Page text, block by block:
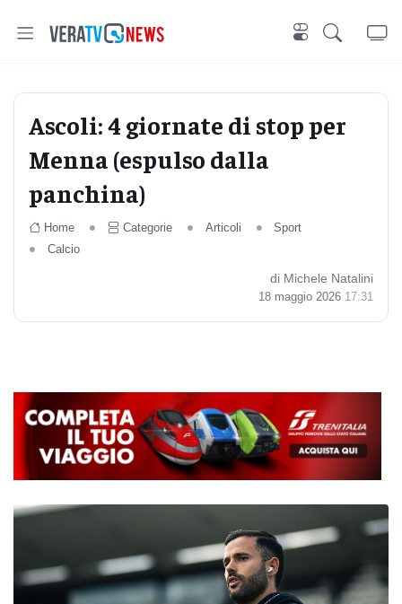
Ascoli: 4 giornate di stop per
Menna (espulso dalla
panchina)
Home Categorie Articoli
Sport
Calcio
di Michele Natalini
18 maggio 2026 17:31